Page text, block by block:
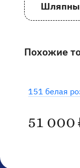
Похожие
151 белая
51 000